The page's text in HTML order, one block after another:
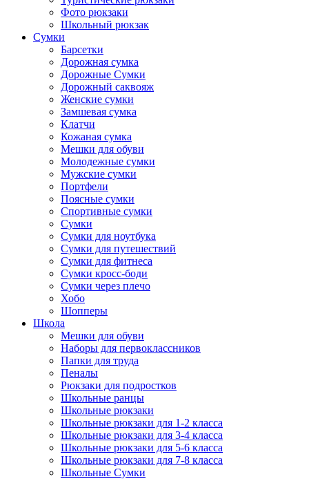
Фото рюкзаки
Школьный рюкзак
Сумки
Барсетки
Дорожная сумка
Дорожные Сумки
Дорожный саквояж
Женские сумки
Замшевая сумка
Клатчи
Кожаная сумка
Мешки для обуви
Молодежные сумки
Мужские сумки
Портфели
Поясные сумки
Спортивные сумки
Сумки
Сумки для ноутбука
Сумки для путешествий
Сумки для фитнеса
Сумки кросс-боди
Сумки через плечо
Хобо
Шопперы
Школа
Мешки для обуви
Наборы для первоклассников
Папки для труда
Пеналы
Рюкзаки для подростков
Школьные ранцы
Школьные рюкзаки
Школьные рюкзаки для 1-2 класса
Школьные рюкзаки для 3-4 класса
Школьные рюкзаки для 5-6 класса
Школьные рюкзаки для 7-8 класса
Школьные Сумки